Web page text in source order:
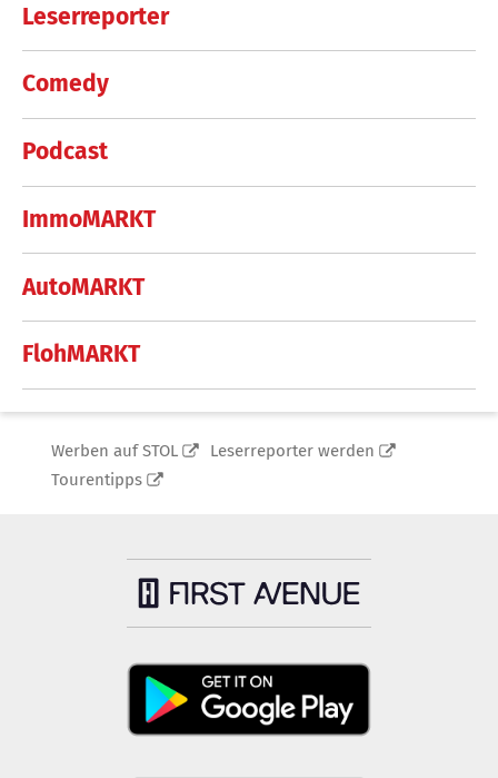
Leserreporter
Comedy
Podcast
ImmoMARKT
AutoMARKT
FlohMARKT
Werben auf STOL
Leserreporter werden
Tourentipps